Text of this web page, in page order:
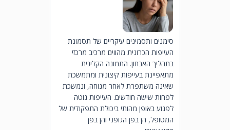
סימנים ותסמינים עיקריים של תסמונת
העייפות הכרונית מהווים מרכיב מרכזי
בתהליך האבחון. התמונה הקלינית
מתאפיינת בעייפות קיצונית ומתמשכת
שאינה משתפרת לאחר מנוחה, ונמשכת
לפחות שישה חודשים. העייפות נוטה
לפגוע באופן מהותי ביכולת התפקודית של
המטופל, הן בפן הגופני והן בפן